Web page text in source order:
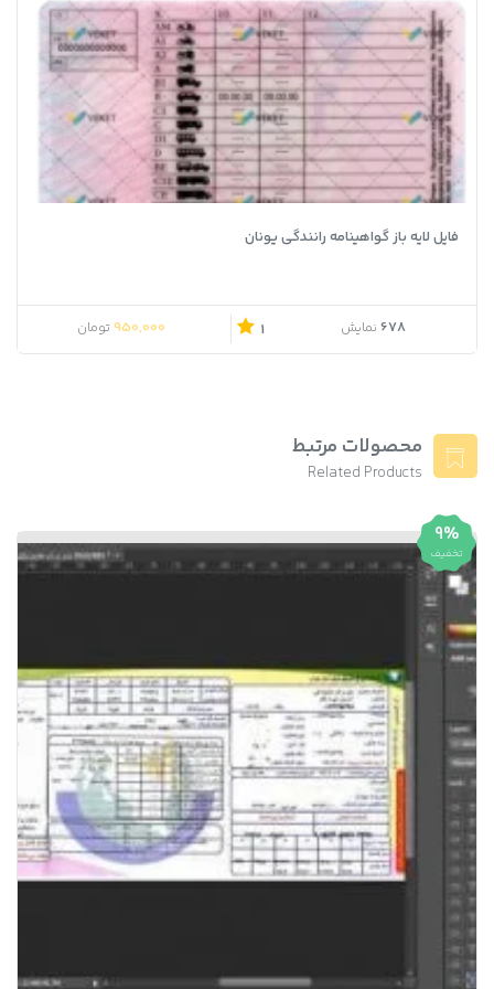
فایل لایه باز گواهینامه رانندگی یونان
678 نمایش 1
950,000تومان
محصولات مرتبط
Related Products
9%
تخفیف